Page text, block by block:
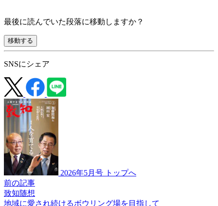
最後に読んでいた段落に移動しますか？
移動する
SNSにシェア
2026年5月号 トップへ
前の記事
致知随想
地域に愛され続けるボウリング場を目指して